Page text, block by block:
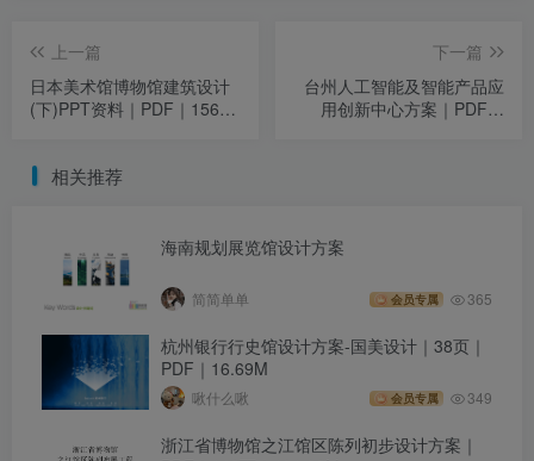
上一篇
日本美术馆博物馆建筑设计
(下)PPT资料｜PDF｜156页
下一篇
台州人工智能及智能产品应
用创新中心方案｜PDF｜
相关推荐
海南规划展览馆设计方案
简简单单 会员专属 365
杭州银行行史馆设计方案-国美设计｜38页｜
PDF｜16.69M
啾什么啾 会员专属 349
浙江省博物馆之江馆区陈列初步设计方案｜